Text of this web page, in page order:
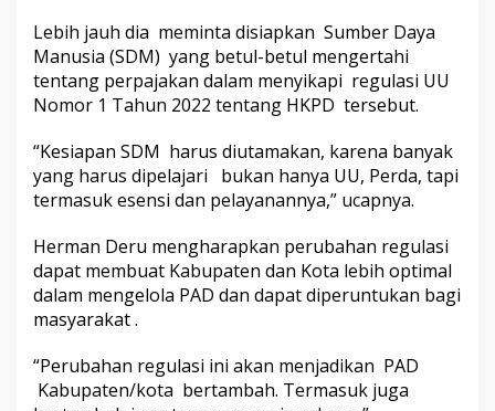
Lebih jauh dia meminta disiapkan Sumber Daya
Manusia (SDM) yang betul-betul mengertahi
tentang perpajakan dalam menyikapi regulasi UU
Nomor 1 Tahun 2022 tentang HKPD tersebut.
“Kesiapan SDM harus diutamakan, karena banyak
yang harus dipelajari bukan hanya UU, Perda, tapi
termasuk esensi dan pelayanannya,” ucapnya.
Herman Deru mengharapkan perubahan regulasi
dapat membuat Kabupaten dan Kota lebih optimal
dalam mengelola PAD dan dapat diperuntukan bagi
masyarakat .
“Perubahan regulasi ini akan menjadikan PAD
Kabupaten/kota bertambah. Termasuk juga